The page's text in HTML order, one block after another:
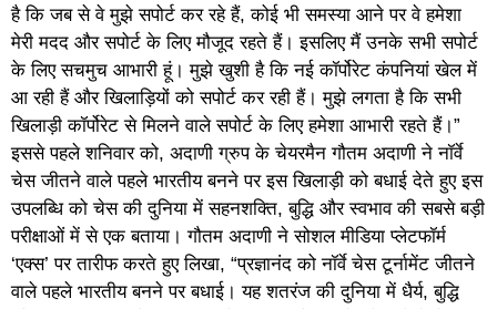
है कि जब से वे मुझे सपोर्ट कर रहे हैं, कोई भी समस्या आने पर वे हमेशा
मेरी मदद और सपोर्ट के लिए मौजूद रहते हैं। इसलिए मैं उनके सभी सपोर्ट
के लिए सचमुच आभारी हूं। मुझे खुशी है कि नई कॉर्पोरेट कंपनियां खेल में
आ रही हैं और खिलाड़ियों को सपोर्ट कर रही हैं। मुझे लगता है कि सभी
खिलाड़ी कॉर्पोरेट से मिलने वाले सपोर्ट के लिए हमेशा आभारी रहते हैं।”
इससे पहले शनिवार को, अदाणी ग्रुप के चेयरमैन गौतम अदाणी ने नॉर्वे
चेस जीतने वाले पहले भारतीय बनने पर इस खिलाड़ी को बधाई देते हुए इस
उपलब्धि को चेस की दुनिया में सहनशक्ति, बुद्धि और स्वभाव की सबसे बड़ी
परीक्षाओं में से एक बताया। गौतम अदाणी ने सोशल मीडिया प्लेटफॉर्म
‘एक्स’ पर तारीफ करते हुए लिखा, “प्रज्ञानंद को नॉर्वे चेस टूर्नामेंट जीतने
वाले पहले भारतीय बनने पर बधाई। यह शतरंज की दुनिया में धैर्य, बुद्धि